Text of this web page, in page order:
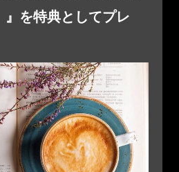
』を特典としてプレ